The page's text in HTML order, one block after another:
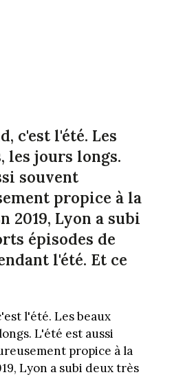
c'est l'été. Les
les jours longs.
souvent
propice à la
2019, Lyon a subi
épisodes de
l'été. Et ce
l'été. Les beaux
L'été est aussi
propice à la
Lyon a subi deux très